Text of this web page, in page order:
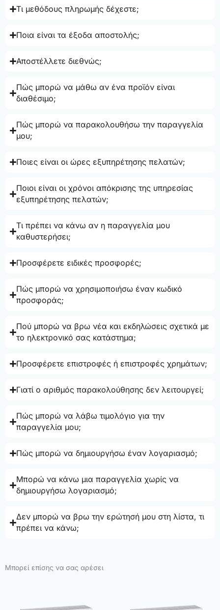
Τι μεθόδους πληρωμής δέχεστε;
Ποια είναι τα έξοδα αποστολής;
Αποστέλλετε διεθνώς;
Πώς μπορώ να μάθω αν ένα προϊόν είναι
διαθέσιμο;
Πώς μπορώ να παρακολουθήσω την παραγγελία
μου;
Ποιες είναι οι ώρες εξυπηρέτησης πελατών;
Ποιοι είναι οι χρόνοι απόκρισης της υπηρεσίας
εξυπηρέτησης πελατών;
Τι πρέπει να κάνω αν η παραγγελία μου
καθυστερήσει;
Προσφέρετε ειδικές προσφορές;
Πώς μπορώ να χρησιμοποιήσω έναν κωδικό
προσφοράς;
Πού μπορώ να βρω νέα και εκδηλώσεις σχετικά με
το ηλεκτρονικό σας κατάστημα;
Προσφέρετε επιστροφές ή επιστροφές χρημάτων;
Γιατί ο αριθμός παρακολούθησης δεν λειτουργεί;
Πώς μπορώ να λάβω τιμολόγιο για την
παραγγελία μου;
Πώς μπορώ να δημιουργήσω έναν λογαριασμό;
Μπορώ να κάνω μια παραγγελία χωρίς να
δημιουργήσω λογαριασμό;
Δεν μπορώ να βρω την ερώτησή μου στη λίστα, τι
πρέπει να κάνω;
Μπορεί επίσης να σας αρέσει